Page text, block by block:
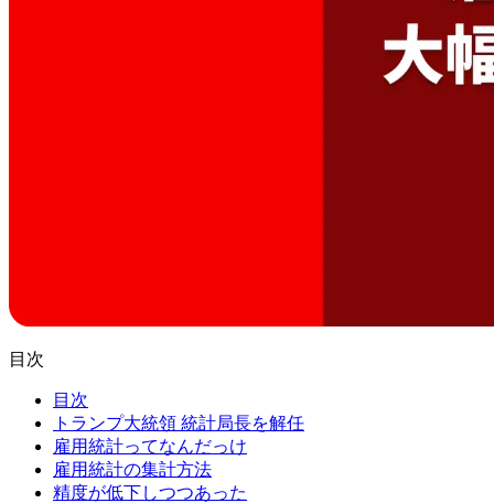
目次
目次
トランプ大統領 統計局長を解任
雇用統計ってなんだっけ
雇用統計の集計方法
精度が低下しつつあった